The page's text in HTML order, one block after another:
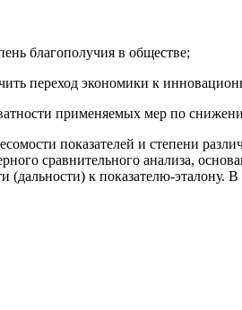
благополучия в обществе;
переход экономики к
применяемых мер по
показателей и степени
сравнительного анализа,
к показателю-